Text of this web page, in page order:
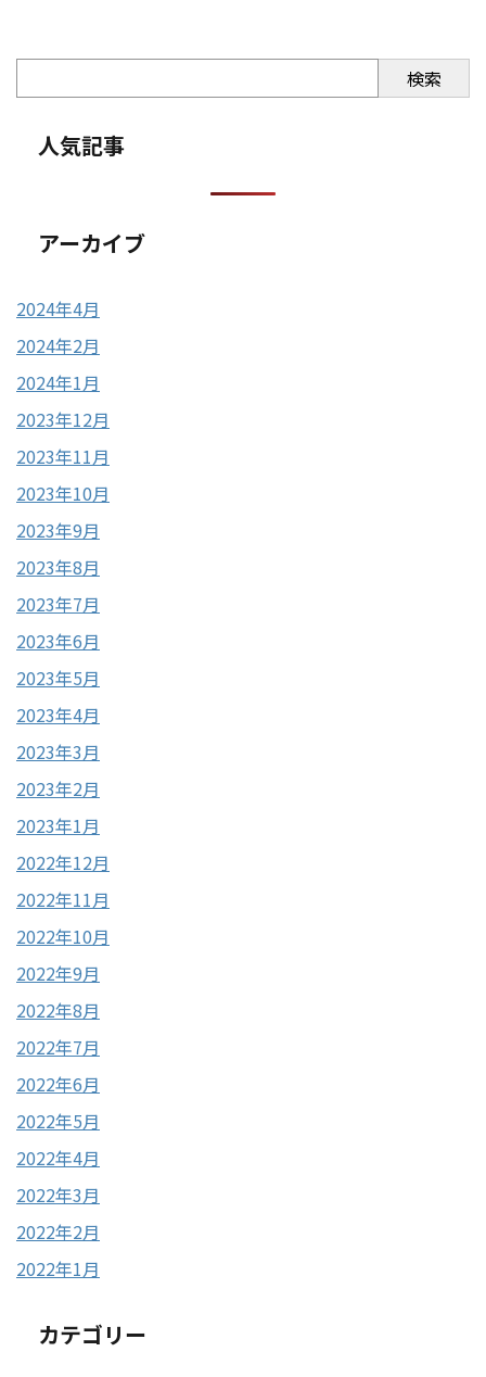
検索
人気記事
アーカイブ
2024年4月
2024年2月
2024年1月
2023年12月
2023年11月
2023年10月
2023年9月
2023年8月
2023年7月
2023年6月
2023年5月
2023年4月
2023年3月
2023年2月
2023年1月
2022年12月
2022年11月
2022年10月
2022年9月
2022年8月
2022年7月
2022年6月
2022年5月
2022年4月
2022年3月
2022年2月
2022年1月
カテゴリー